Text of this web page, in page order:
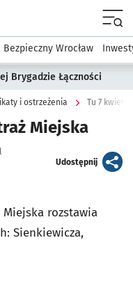
Dla mieszkańca
Bezpieczny Wrocław
Brygadzie Łączności
i ostrzeżenia Tu 7
Miejska
Udostępnijartykuł
Miejska rozstawia
Sienkiewicza,